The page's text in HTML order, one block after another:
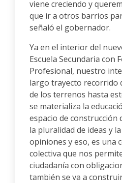
viene creciendo y
que ir a otros barrios
señaló el gobernador.
Ya en el interior del
Escuela Secundaria con
Profesional, nuestro
largo trayecto recorrido
de los terrenos hasta
se materializa la
espacio de construcción
la pluralidad de ideas y
opiniones y eso, es una
colectiva que nos
ciudadanía con
también se va a